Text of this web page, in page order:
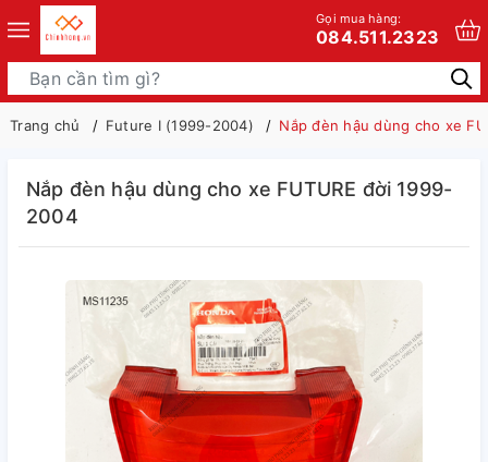
Gọi mua hàng:
084.511.2323
Trang chủ Future I (1999-2004) Nắp đèn hậu dùng cho xe
Nắp đèn hậu dùng cho xe FUTURE đời 1999-
2004